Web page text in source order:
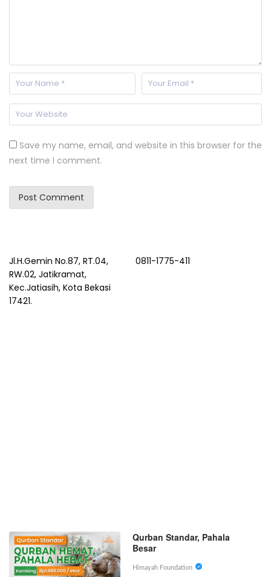
Save my name, email, and website in this browser for the
next time I comment.
Jl.H.Gemin No.87, RT.04,
RW.02, Jatikramat,
Kec.Jatiasih, Kota Bekasi
17421.
0811-1775-411
Qurban Standar, Pahala
Besar
Himayah Foundation